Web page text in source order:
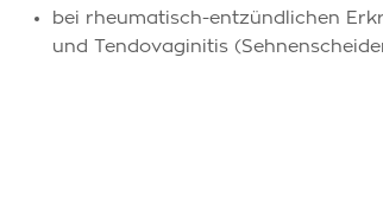
bei rheumatisch-entzündlichen
und Tendovaginitis